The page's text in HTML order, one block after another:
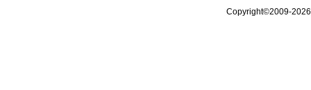
Copyright©2009-